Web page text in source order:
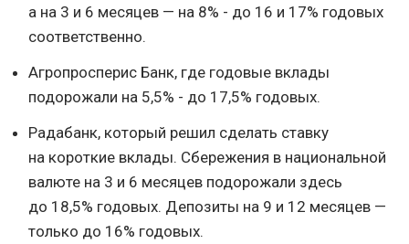
а на 3 и 6 месяцев — на 8% - до 16 и 17% годовых
соответственно.
Агропросперис Банк, где годовые вклады
подорожали на 5,5% - до 17,5% годовых.
Радабанк, который решил сделать ставку
на короткие вклады. Сбережения в национальной
валюте на 3 и 6 месяцев подорожали здесь
до 18,5% годовых. Депозиты на 9 и 12 месяцев —
только до 16% годовых.